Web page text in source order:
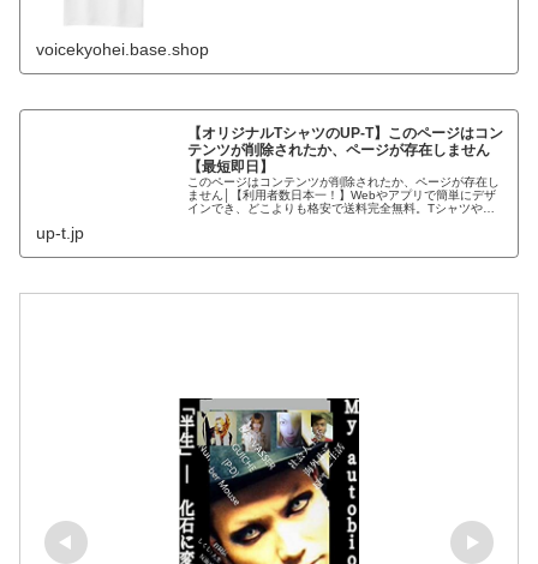
voicekyohei.base.shop
【オリジナルTシャツのUP-T】このページはコン
テンツが削除されたか、ページが存在しません
【最短即日】
このページはコンテンツが削除されたか、ページが存在し
ません│【利用者数日本一！】Webやアプリで簡単にデザ
インでき、どこよりも格安で送料完全無料。Tシャツやス
up-t.jp